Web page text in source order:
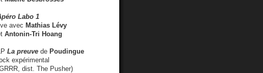
Labo 1
avec Mathias Lévy
Antonin-Tri Hoang
La preuve de Poudingue
expérimental
dist. The Pusher)